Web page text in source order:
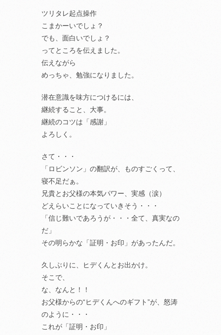
ツリタレ起点操作
こまかーいでしょ？
でも、面白いでしょ？
ってところを伝えました。
伝えながら
めっちゃ、勉強になりました。
潜在意識を味方につけるには、
継続すること、大事。
継続のコツは「感謝」
よろしく。
さて・・・
「ロビンソン」の翻訳が、ものすごくって、
寝不足だぁ。
兄貴とお父様の本気パワー、実感（涙）
どえらいことになっていきそう・・・
「信じ難いであろうが・・・全て、真実なの
だ」
その明らかな「証明・お印」があったんだ。
久しぶりに、ヒデくんとお出かけ。
そこで、
な、なんと！！
お父様からの“ヒデくんへのギフト”が、怒涛
のように・・・
これが「証明・お印」